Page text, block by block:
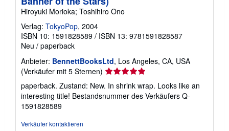
Hiroyuki Morioka; Toshihiro Ono
Verlag: TokyoPop, 2004
ISBN 10: 1591828589 / ISBN 13: 9781591828587
Neu / paperback
Anbieter: BennettBooksLtd, Los Angeles, CA, USA
(Verkäufer mit 5 Sternen) Verkäuferbewertung
von
5
paperback. Zustand: New. In shrink wrap. Looks like an
interesting title! Bestandsnummer des Verkäufers Q-
1591828589
Verkäufer kontaktieren